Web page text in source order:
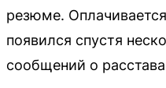
резюме.
появился спустя
сообщений о